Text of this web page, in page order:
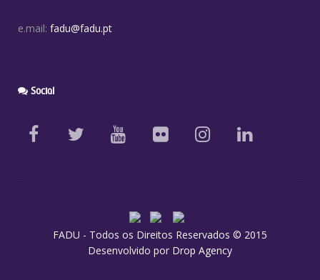
e.mail: fadu@fadu.pt
Social
FADU - Todos os Direitos Reservados © 2015
Desenvolvido por Drop Agency